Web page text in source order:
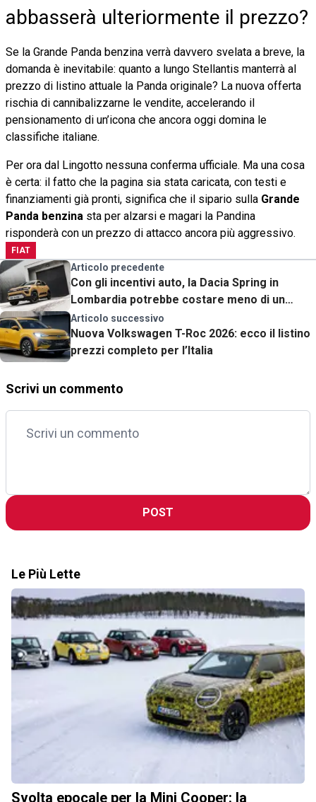
abbasserà ulteriormente il prezzo?
Se la Grande Panda benzina verrà davvero svelata a breve, la
domanda è inevitabile: quanto a lungo Stellantis manterrà al
prezzo di listino attuale la Panda originale? La nuova offerta
rischia di cannibalizzarne le vendite, accelerando il
pensionamento di un’icona che ancora oggi domina le
classifiche italiane.
Per ora dal Lingotto nessuna conferma ufficiale. Ma una cosa
è certa: il fatto che la pagina sia stata caricata, con testi e
finanziamenti già pronti, significa che il sipario sulla Grande
Panda benzina sta per alzarsi e magari la Pandina
risponderà con un prezzo di attacco ancora più aggressivo.
FIAT
Articolo precedente
Con gli incentivi auto, la Dacia Spring in
Lombardia potrebbe costare meno di un
motorino
Articolo successivo
Nuova Volkswagen T-Roc 2026: ecco il listino
prezzi completo per l’Italia
Scrivi un commento
POST
Le Più Lette
Svolta epocale per la Mini Cooper: la